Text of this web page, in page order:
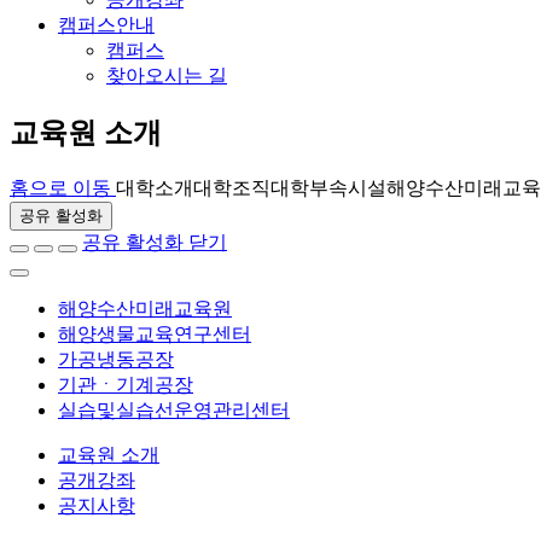
캠퍼스안내
캠퍼스
찾아오시는 길
교육원 소개
홈으로 이동 대학소개대학조직대학부속시설해양수산미래교
공유 활성화
공유 활성화 닫기
해양수산미래교육원
해양생물교육연구센터
가공냉동공장
기관ㆍ기계공장
실습및실습선운영관리센터
교육원 소개
공개강좌
공지사항